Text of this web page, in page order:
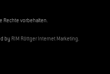
Rechte vorbehalten.
by RIM Röttger Internet Marketing.